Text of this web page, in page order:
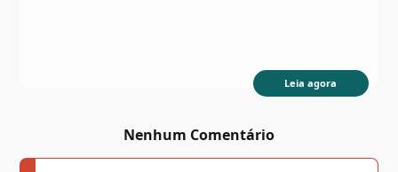
Leia agora
Nenhum Comentário